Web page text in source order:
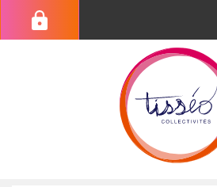
contenu
Menu
du